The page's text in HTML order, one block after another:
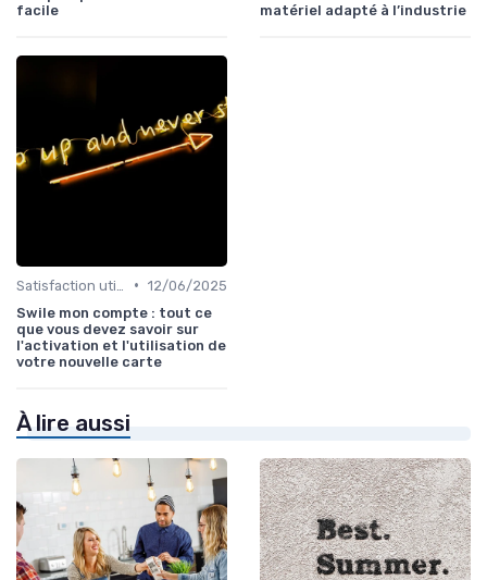
facile
matériel adapté à l’industrie
• 12/06/2025
Swile mon compte : tout ce
que vous devez savoir sur
l'activation et l'utilisation de
votre nouvelle carte
À lire aussi